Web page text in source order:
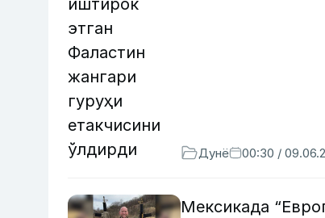
Дунё 00:30 /
Мексикада